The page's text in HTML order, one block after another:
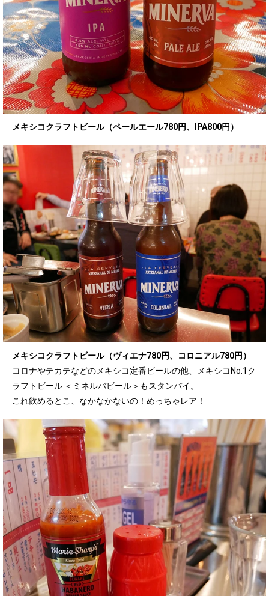
メキシコクラフトビール（ペールエール780円、IPA800円）
メキシコクラフトビール（ヴィエナ780円、コロニアル780円）
コロナやテカテなどのメキシコ定番ビールの他、メキシコNo.1ク
ラフトビール ＜ミネルバビール＞もスタンバイ。
これ飲めるとこ、なかなかないの！めっちゃレア！